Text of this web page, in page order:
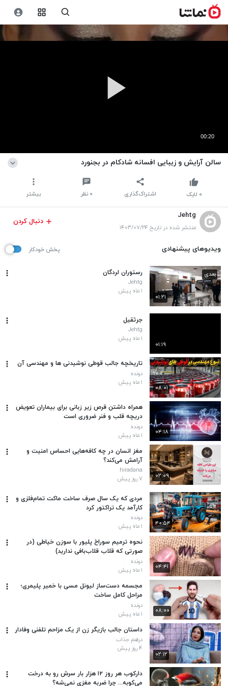
00:20
سالن آرایش و زیبایی افسانه شادکام در بجنورد
اشتراک‌گذاری ۰ نظر بیشتر ۰ لایک
Jehtg
منتشر شده در تاریخ ۱۴۰۳/۰۷/۲۴
دنبال کردن
ویدیوهای پیشنهادی پخش خودکار
۰۱:۲۱
بعدی رستوران لردگان
Jehtg
۱ ماه پیش
۰۱:۱۹
جرثقیل
Jehtg
۱ ماه پیش
۰۸:۰۱
تاریخچه جالب قوطی نوشیدنی ها و مهندسی آن
دونده
۱ ماه پیش
۰۴:۱۸
همراه داشتن قرص زیر زبانی برای بیماران تعویض
دریچه قلب و فنر ضروری است
دونده
۱ ماه پیش
۰۲:۰۹
مغز انسان در چه کافه‌هایی احساس امنیت و
آرامش می‌کند؟
hiradana
۷ روز پیش
۴۰:۵۴
مردی که یک سال صرف ساخت ماکت تمام‌فلزی و
کارآمد یک تراکتور کرد
دونده
۱ ماه پیش
۰۴:۴۱
نحوه ترمیم سوراخ پلیور با سوزن خیاطی (در
صورتی که قلاب قلاب‌بافی ندارید)
دونده
۱ ماه پیش
۰۸:۰۰
مجسمه دست‌ساز لیونل مسی با خمیر پلیمری؛
مراحل کامل ساخت
دونده
۱ ماه پیش
۰۲:۱۲
داستان جالب بازیگر زن از یک مزاحم تلفنی وفادار
درهم جذاب
۴ روز پیش
دارکوب هر روز ۱۲ هزار بار سرش رو به درخت
می‌کوبه... چرا ضربه مغزی نمی‌شه؟